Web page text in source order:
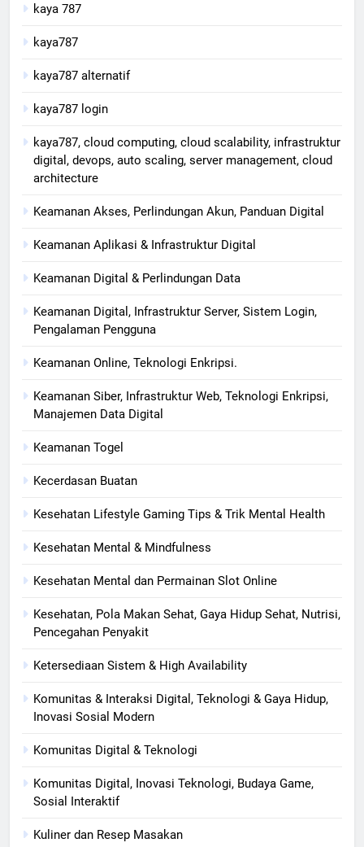
kaya 787
kaya787
kaya787 alternatif
kaya787 login
kaya787, cloud computing, cloud scalability, infrastruktur
digital, devops, auto scaling, server management, cloud
architecture
Keamanan Akses, Perlindungan Akun, Panduan Digital
Keamanan Aplikasi & Infrastruktur Digital
Keamanan Digital & Perlindungan Data
Keamanan Digital, Infrastruktur Server, Sistem Login,
Pengalaman Pengguna
Keamanan Online, Teknologi Enkripsi.
Keamanan Siber, Infrastruktur Web, Teknologi Enkripsi,
Manajemen Data Digital
Keamanan Togel
Kecerdasan Buatan
Kesehatan Lifestyle Gaming Tips & Trik Mental Health
Kesehatan Mental & Mindfulness
Kesehatan Mental dan Permainan Slot Online
Kesehatan, Pola Makan Sehat, Gaya Hidup Sehat, Nutrisi,
Pencegahan Penyakit
Ketersediaan Sistem & High Availability
Komunitas & Interaksi Digital, Teknologi & Gaya Hidup,
Inovasi Sosial Modern
Komunitas Digital & Teknologi
Komunitas Digital, Inovasi Teknologi, Budaya Game,
Sosial Interaktif
Kuliner dan Resep Masakan